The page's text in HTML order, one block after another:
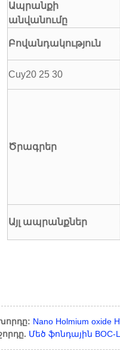
Ապրանքի
անվանումը
Բովանդակություն
Cuy20 25 30
Ծրագրեր
Այլ ապրանքներ
Nano Holmium oxide
Մեծ ֆոնդային BOC-